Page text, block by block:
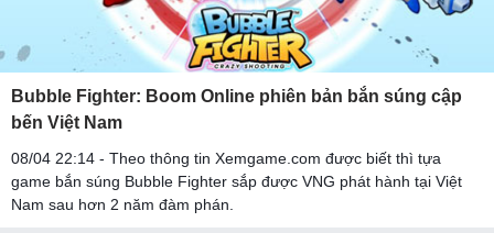
Bubble Fighter: Boom Online phiên bản bắn súng cập
bến Việt Nam
08/04 22:14 - Theo thông tin Xemgame.com được biết thì tựa
game bắn súng Bubble Fighter sắp được VNG phát hành tại Việt
Nam sau hơn 2 năm đàm phán.